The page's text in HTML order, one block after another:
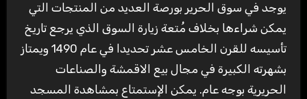
يوجد في سوق الحرير بورصة العديد من المنتجات التي
يمكن شراءها بخلاف مُتعة زيارة السوق الذي يرجع تاريخ
تأسيسه للقرن الخامس عشر تحديدا في عام 1490 ويمتاز
بشهرته الكبيرة في مجال بيع الاقمشة والصناعات
الحريرية بوجه عام. يمكن الإستمتاع بمشاهدة المسجد